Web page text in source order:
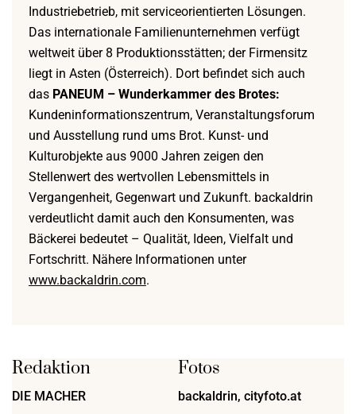
Industriebetrieb, mit serviceorientierten Lösungen.
Das internationale Familienunternehmen verfügt
weltweit über 8 Produktionsstätten; der Firmensitz
liegt in Asten (Österreich). Dort befindet sich auch
das PANEUM – Wunderkammer des Brotes:
Kundeninformationszentrum, Veranstaltungsforum
und Ausstellung rund ums Brot. Kunst- und
Kulturobjekte aus 9000 Jahren zeigen den
Stellenwert des wertvollen Lebensmittels in
Vergangenheit, Gegenwart und Zukunft. backaldrin
verdeutlicht damit auch den Konsumenten, was
Bäckerei bedeutet – Qualität, Ideen, Vielfalt und
Fortschritt. Nähere Informationen unter
www.backaldrin.com.
Redaktion
DIE MACHER
Fotos
backaldrin, cityfoto.at